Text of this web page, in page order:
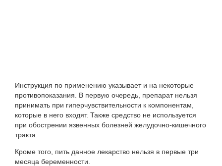
Инструкция по применению указывает и на некоторые
противопоказания. В первую очередь, препарат нельзя
принимать при гиперчувствительности к компонентам,
которые в него входят. Также средство не используется
при обострении язвенных болезней желудочно-кишечного
тракта.
Кроме того, пить данное лекарство нельзя в первые три
месяца беременности.